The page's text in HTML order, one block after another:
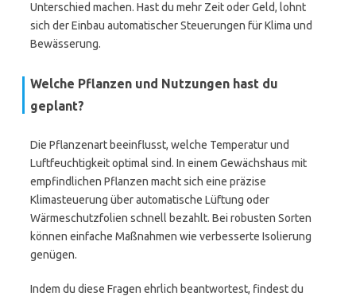
Unterschied machen. Hast du mehr Zeit oder Geld, lohnt
sich der Einbau automatischer Steuerungen für Klima und
Bewässerung.
Welche Pflanzen und Nutzungen hast du
geplant?
Die Pflanzenart beeinflusst, welche Temperatur und
Luftfeuchtigkeit optimal sind. In einem Gewächshaus mit
empfindlichen Pflanzen macht sich eine präzise
Klimasteuerung über automatische Lüftung oder
Wärmeschutzfolien schnell bezahlt. Bei robusten Sorten
können einfache Maßnahmen wie verbesserte Isolierung
genügen.
Indem du diese Fragen ehrlich beantwortest, findest du